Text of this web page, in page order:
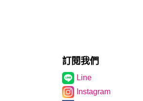
訂閱我們
Line
Instagram